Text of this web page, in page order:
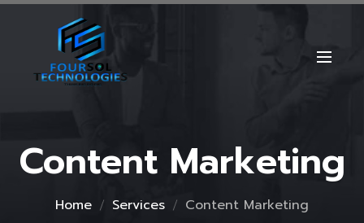
Content Marketing
Home Services Content Marketing